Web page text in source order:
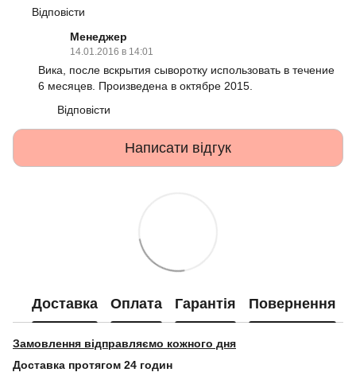
Відповісти
Менеджер
14.01.2016 в 14:01
Вика, после вскрытия сыворотку использовать в течение
6 месяцев. Произведена в октябре 2015.
Відповісти
Написати відгук
Доставка Оплата Гарантія Повернення
Замовлення відправляємо кожного дня
Доставка протягом 24 годин